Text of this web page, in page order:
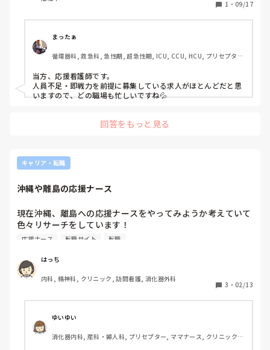
1 ・ 09/17
まったぁ
循環器科, 救急科, 急性期, 超急性期, ICU, CCU, HCU, プリセプタ
当方、応援看護師です。
人員不足・即戦力を前提に募集している求人がほとんどだと思
いますので、どの職場も忙しいですね💦
回答をもっと見る
キャリア・転職
沖縄や離島の応援ナース
現在沖縄、離島への応援ナースをやってみようか考えていて
色々リサーチをしています！
ころや大変だったところを教えていただけないでしょう
か？？またおすすめの転職サイトがあればよろしくお願いし
ます。
応援ナース 転職サイト 転職
はっち
内科, 精神科, クリニック, 訪問看護, 消化器外科
3 ・ 02/13
ゆいゆい
消化器内科, 産科・婦人科, プリセプター, ママナース, クリニック,